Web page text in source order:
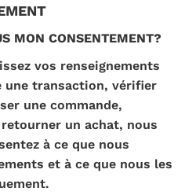
MON CONSENTEMENT?
vos renseignements
une transaction, vérifier
une commande,
un achat, nous
à ce que nous
et à ce que nous les